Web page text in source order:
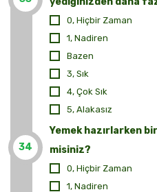
0, Hiçbir Zaman
1, Nadiren
Bazen
3, Sık
4, Çok Sık
5, Alakasız
34
Yemek hazırlarken
misiniz?
0, Hiçbir Zaman
1, Nadiren